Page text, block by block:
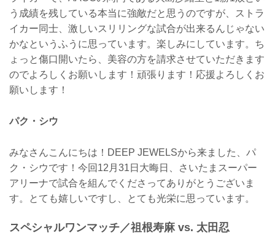
う成績を残している本当に強敵だと思うのですが、ストラ
イカー同士、激しいスリリングな試合が出来るんじゃない
かなというふうに思っています。楽しみにしています。ち
ょっと傷口開いたら、美容の方を請求させていただきます
のでよろしくお願いします！頑張ります！応援よろしくお
願いします！
パク・シウ
みなさんこんにちは！DEEP JEWELSから来ました、パ
ク・シウです！今回12月31日大晦日、さいたまスーパー
アリーナで試合を組んでくださってありがとうございま
す。とても嬉しいですし、とても光栄に思っています。
スペシャルワンマッチ／祖根寿麻 vs. 太田忍